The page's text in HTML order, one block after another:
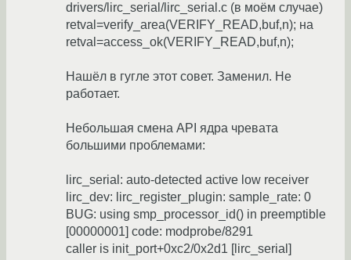
drivers/lirc_serial/lirc_serial.c (в моём случае)
retval=verify_area(VERIFY_READ,buf,n); на
retval=access_ok(VERIFY_READ,buf,n);
Нашёл в гугле этот совет. Заменил. Не
работает.
Небольшая смена API ядра чревата
большими проблемами:
lirc_serial: auto-detected active low receiver
lirc_dev: lirc_register_plugin: sample_rate: 0
BUG: using smp_processor_id() in preemptible
[00000001] code: modprobe/8291
caller is init_port+0xc2/0x2d1 [lirc_serial]